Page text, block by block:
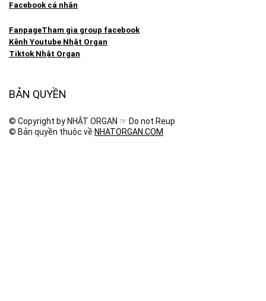
Facebook cá nhân
FanpageTham gia group facebook
Kênh Youtube Nhật Organ
Tiktok Nhật Organ
BẢN QUYỀN
© Copyright by NHẬT ORGAN ☞ Do not Reup
© Bản quyền thuộc về NHATORGAN.COM